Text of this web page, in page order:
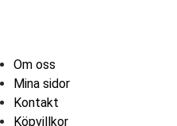
Om oss
Mina sidor
Kontakt
Köpvillkor